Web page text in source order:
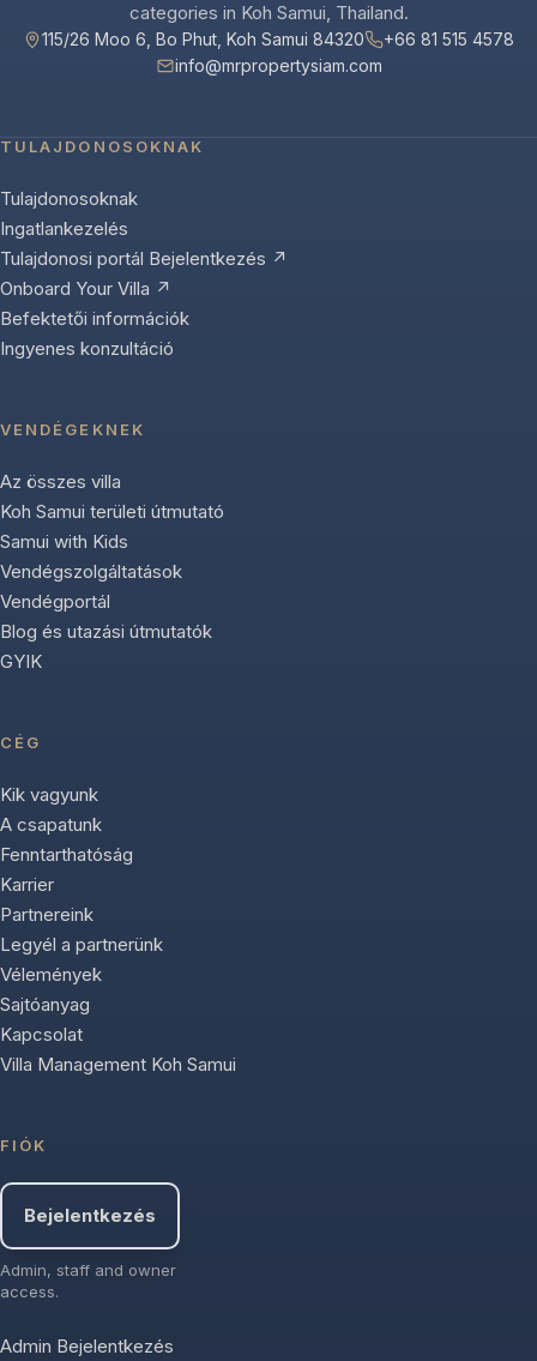
categories in Koh Samui, Thailand.
115/26 Moo 6, Bo Phut, Koh Samui 84320
+66 81 515 4578
info@mrpropertysiam.com
TULAJDONOSOKNAK
Tulajdonosoknak
Ingatlankezelés
Tulajdonosi portál Bejelentkezés ↗
Onboard Your Villa ↗
Befektetői információk
Ingyenes konzultáció
VENDÉGEKNEK
Az összes villa
Koh Samui területi útmutató
Samui with Kids
Vendégszolgáltatások
Vendégportál
Blog és utazási útmutatók
GYIK
CÉG
Kik vagyunk
A csapatunk
Fenntarthatóság
Karrier
Partnereink
Legyél a partnerünk
Vélemények
Sajtóanyag
Kapcsolat
Villa Management Koh Samui
FIÓK
Bejelentkezés
Admin, staff and owner
access.
Admin Bejelentkezés